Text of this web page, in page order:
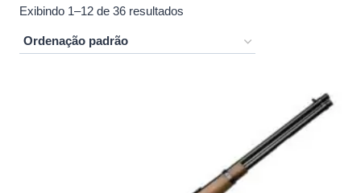
Exibindo 1–12 de 36 resultados